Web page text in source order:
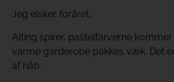
Jeg elsker foråret.
Alting spirer, pastelfarverne
varme garderobe pakkes væk. Det
af håb.